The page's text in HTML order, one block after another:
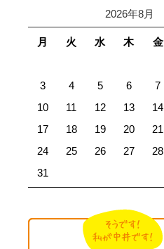
2026年8月
月 火 水 木 金
3
4 5 6 7
10
11 12 13 14
17
18 19 20 21
24
25 26 27 28
31